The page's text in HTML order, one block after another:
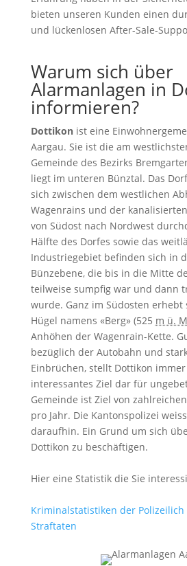
bieten unseren Kunden einen
und lückenlosen After-Sale-
Warum sich über
Alarmanlagen in
informieren?
Dottikonist eine
Aargau. Sie ist die am
Gemeinde des Bezirks
liegt im unteren Bünztal. Das
sich zwischen dem westlichen
Wagenrains und der
von Südost nach Nordwest
Hälfte des Dorfes sowie das
Industriegebiet befinden sich in
Bünzebene, die bis in die Mitte
teilweise sumpfig war und dann
wurde. Ganz im Südosten
Hügel namens «Berg» (525 m ü.
Anhöhen der Wagenrain-Kette.
bezüglich der Autobahn und
Einbrüchen, stellt Dottikon
interessantes Ziel dar für
Gemeinde ist Ziel von
pro Jahr. Die Kantonspolizei
daraufhin. Ein Grund um sich
Dottikon zu beschäftigen.
Hier eine Statistik die Sie
Kriminalstatistiken der
Straftaten